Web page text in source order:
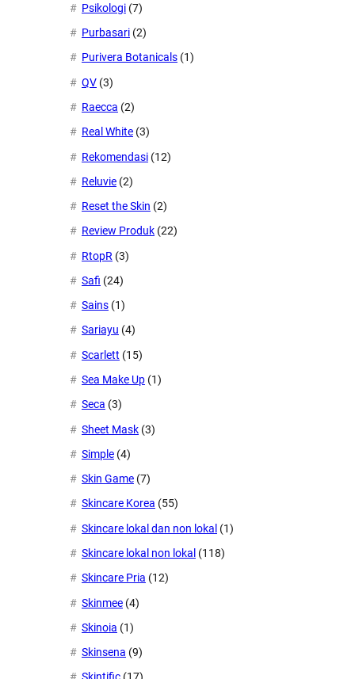
Psikologi (7)
Purbasari (2)
Purivera Botanicals (1)
QV (3)
Raecca (2)
Real White (3)
Rekomendasi (12)
Reluvie (2)
Reset the Skin (2)
Review Produk (22)
RtopR (3)
Safi (24)
Sains (1)
Sariayu (4)
Scarlett (15)
Sea Make Up (1)
Seca (3)
Sheet Mask (3)
Simple (4)
Skin Game (7)
Skincare Korea (55)
Skincare lokal dan non lokal (1)
Skincare lokal non lokal (118)
Skincare Pria (12)
Skinmee (4)
Skinoia (1)
Skinsena (9)